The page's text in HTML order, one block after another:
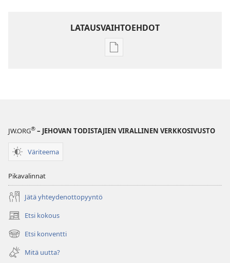
LATAUSVAIHTOEHDOT
Julkaisujen
JW.ORG® – JEHOVAN TODISTAJIEN VIRALLINEN VERKKOSIVUSTO
Väriteema
Pikavalinnat
Jätä yhteydenottopyyntö
Etsi kokous
(avaa
uuden
ikkunan)
Etsi konventti
(avaa
uuden
ikkunan)
Mitä uutta?